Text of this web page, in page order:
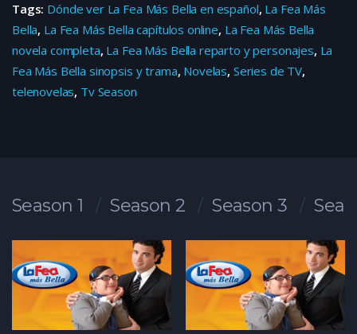
Tags: Dónde ver La Fea Más Bella en español, La Fea Más
Bella, La Fea Más Bella capítulos online, La Fea Más Bella
novela completa, La Fea Más Bella reparto y personajes, La
Fea Más Bella sinopsis y trama, Novelas, Series de TV,
telenovelas, Tv Season
Season 1 Season 2 Season 3